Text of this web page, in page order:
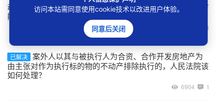
动者的用工关系如何认定，及劳动者在工程施工中受到伤害
能否主张劳动关系项下的权利？
1
已解决 案外人以其与被执行人为合资、合作开发房地产为
由主张对作为执行标的物的不动产排除执行的，人民法院该
如何处理？
6904 1
访问本站需同意使用cookie技术以改进用户体验。
同意后关闭